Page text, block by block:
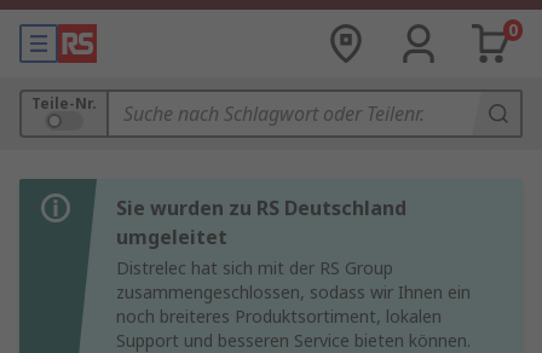
0
Teile-Nr.
Sie wurden zu RS Deutschland
umgeleitet
Distrelec hat sich mit der RS Group
zusammengeschlossen, sodass wir Ihnen ein
noch breiteres Produktsortiment, lokalen
Support und besseren Service bieten können.